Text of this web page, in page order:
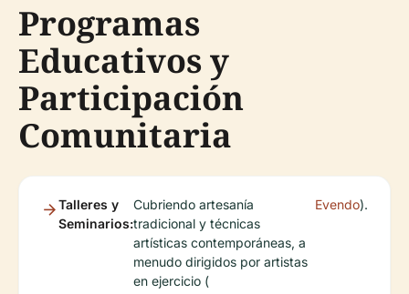
Programas
Educativos y
Participación
Comunitaria
Talleres y
Seminarios:
Cubriendo artesanía
tradicional y técnicas
artísticas contemporáneas, a
menudo dirigidos por artistas
en ejercicio (
Evendo).